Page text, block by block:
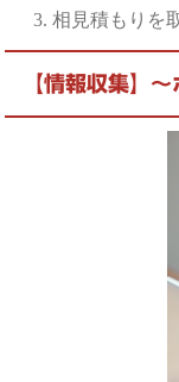
相見積もりを
【情報収集】